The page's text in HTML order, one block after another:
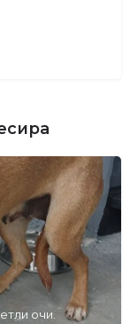
очи.